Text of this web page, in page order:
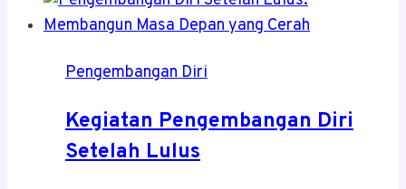
Pengembangan Diri
Kegiatan Pengembangan Diri
Setelah Lulus